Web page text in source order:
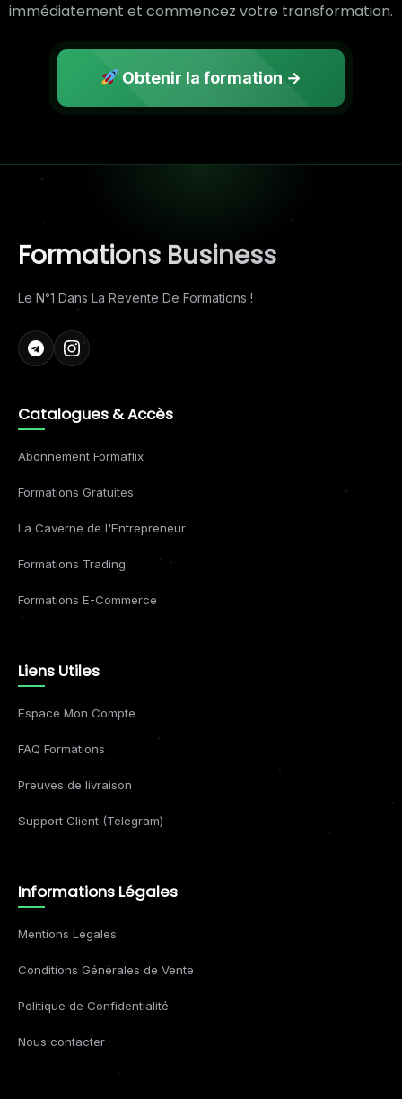
immédiatement et commencez votre transformation.
Obtenir la formation →
Formations Business
Le N°1 Dans La Revente De Formations !
Catalogues & Accès
Abonnement Formaflix
Formations Gratuites
La Caverne de l'Entrepreneur
Formations Trading
Formations E-Commerce
Liens Utiles
Espace Mon Compte
FAQ Formations
Preuves de livraison
Support Client (Telegram)
Informations Légales
Mentions Légales
Conditions Générales de Vente
Politique de Confidentialité
Nous contacter